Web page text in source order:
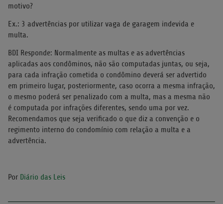
motivo?
Ex.: 3 advertências por utilizar vaga de garagem indevida e
multa.
BDI Responde: Normalmente as multas e as advertências
aplicadas aos condôminos, não são computadas juntas, ou seja,
para cada infração cometida o condômino deverá ser advertido
em primeiro lugar, posteriormente, caso ocorra a mesma infração,
o mesmo poderá ser penalizado com a multa, mas a mesma não
é computada por infrações diferentes, sendo uma por vez.
Recomendamos que seja verificado o que diz a convenção e o
regimento interno do condomínio com relação a multa e a
advertência.
Por Diário das Leis